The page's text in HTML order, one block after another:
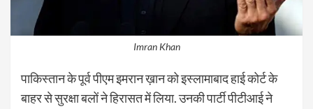
Imran Khan
पाकिस्तान के पूर्व पीएम इमरान ख़ान को इस्लामाबाद हाई कोर्ट के
बाहर से सुरक्षा बलों ने हिरासत में लिया. उनकी पार्टी पीटीआई ने